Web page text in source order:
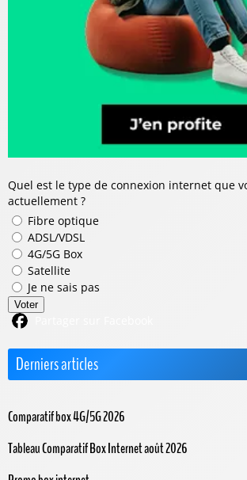
Quel est le type de connexion internet que
actuellement ?
Fibre optique
ADSL/VDSL
4G/5G Box
Satellite
Je ne sais pas
Voter
Derniers articles
Comparatif box 4G/5G 2026
Tableau Comparatif Box Internet août 2026